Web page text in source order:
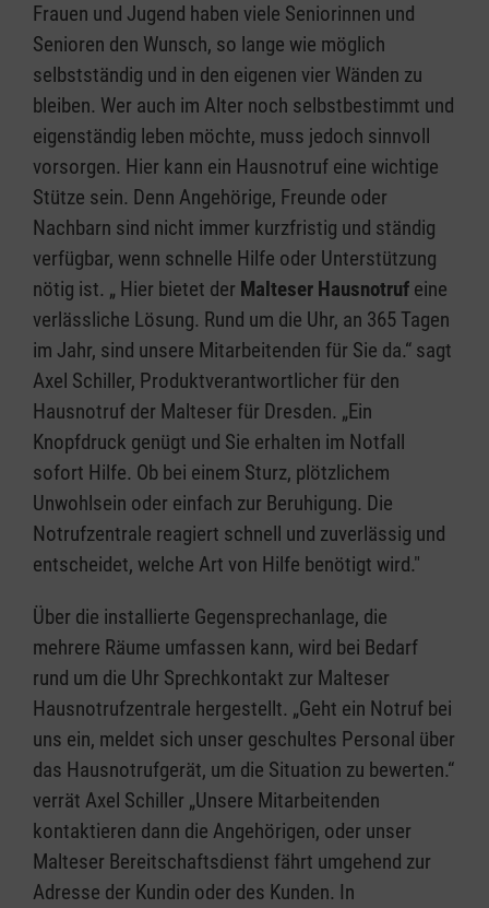
Frauen und Jugend haben viele Seniorinnen und
Senioren den Wunsch, so lange wie möglich
selbstständig und in den eigenen vier Wänden zu
bleiben. Wer auch im Alter noch selbstbestimmt und
eigenständig leben möchte, muss jedoch sinnvoll
vorsorgen. Hier kann ein Hausnotruf eine wichtige
Stütze sein. Denn Angehörige, Freunde oder
Nachbarn sind nicht immer kurzfristig und ständig
verfügbar, wenn schnelle Hilfe oder Unterstützung
nötig ist. „ Hier bietet der Malteser Hausnotruf eine
verlässliche Lösung. Rund um die Uhr, an 365 Tagen
im Jahr, sind unsere Mitarbeitenden für Sie da.“ sagt
Axel Schiller, Produktverantwortlicher für den
Hausnotruf der Malteser für Dresden. „Ein
Knopfdruck genügt und Sie erhalten im Notfall
sofort Hilfe. Ob bei einem Sturz, plötzlichem
Unwohlsein oder einfach zur Beruhigung. Die
Notrufzentrale reagiert schnell und zuverlässig und
entscheidet, welche Art von Hilfe benötigt wird."
Über die installierte Gegensprechanlage, die
mehrere Räume umfassen kann, wird bei Bedarf
rund um die Uhr Sprechkontakt zur Malteser
Hausnotrufzentrale hergestellt. „Geht ein Notruf bei
uns ein, meldet sich unser geschultes Personal über
das Hausnotrufgerät, um die Situation zu bewerten.“
verrät Axel Schiller „Unsere Mitarbeitenden
kontaktieren dann die Angehörigen, oder unser
Malteser Bereitschaftsdienst fährt umgehend zur
Adresse der Kundin oder des Kunden. In